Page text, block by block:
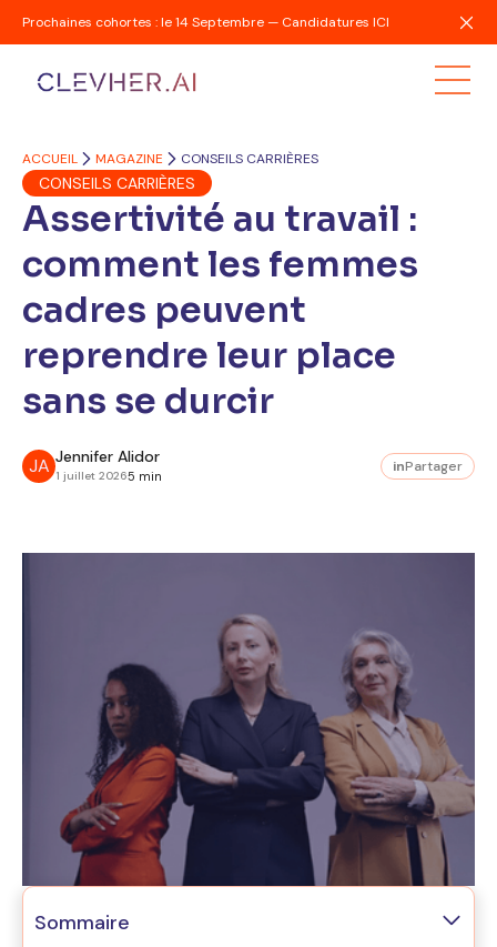
Prochaines cohortes : le 14 Septembre — Candidatures ICI
ACCUEIL MAGAZINE CONSEILS CARRIÈRES
CONSEILS CARRIÈRES
Assertivité au travail :
comment les femmes
cadres peuvent
reprendre leur place
sans se durcir
JA Jennifer Alidor
1 juillet 20265 min
inPartager
Sommaire